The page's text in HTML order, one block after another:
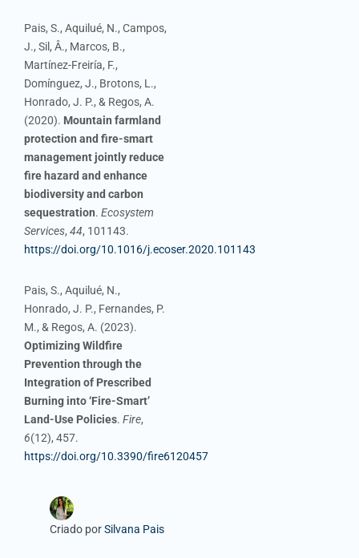
Pais, S., Aquilué, N., Campos,
J., Sil, Â., Marcos, B.,
Martínez-Freiría, F.,
Domínguez, J., Brotons, L.,
Honrado, J. P., & Regos, A.
(2020). Mountain farmland
protection and fire-smart
management jointly reduce
fire hazard and enhance
biodiversity and carbon
sequestration. Ecosystem
Services, 44, 101143.
https://doi.org/10.1016/j.ecoser.2020.101143
Pais, S., Aquilué, N.,
Honrado, J. P., Fernandes, P.
M., & Regos, A. (2023).
Optimizing Wildfire
Prevention through the
Integration of Prescribed
Burning into ‘Fire-Smart’
Land-Use Policies. Fire,
6(12), 457.
https://doi.org/10.3390/fire6120457
Criado porSilvana Pais